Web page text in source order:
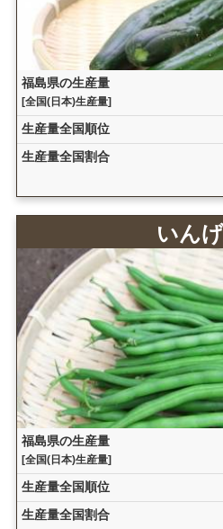
福島県の生産量
[全国(日本)生産量]
生産量全国順位
生産量全国割合
いん
福島県の生産量
[全国(日本)生産量]
生産量全国順位
生産量全国割合